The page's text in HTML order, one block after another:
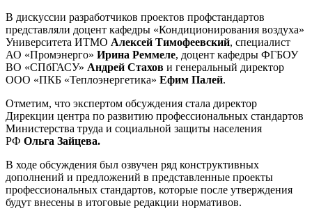
В дискуссии разработчиков проектов профстандартов
представляли доцент кафедры «Кондиционирования воздуха»
Университета ИТМО Алексей Тимофеевский, специалист
АО «Промэнерго» Ирина Реммеле, доцент кафедры ФГБОУ
ВО «СПбГАСУ» Андрей Стахов и генеральный директор
ООО «ПКБ «Теплоэнергетика» Ефим Палей.
Отметим, что экспертом обсуждения стала директор
Дирекции центра по развитию профессиональных стандартов
Министерства труда и социальной защиты населения
РФ Ольга Зайцева.
В ходе обсуждения был озвучен ряд конструктивных
дополнений и предложений в представленные проекты
профессиональных стандартов, которые после утверждения
будут внесены в итоговые редакции нормативов.